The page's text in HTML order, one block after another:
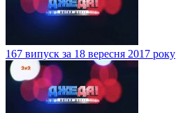
167 випуск за 18 вересня 2017 року